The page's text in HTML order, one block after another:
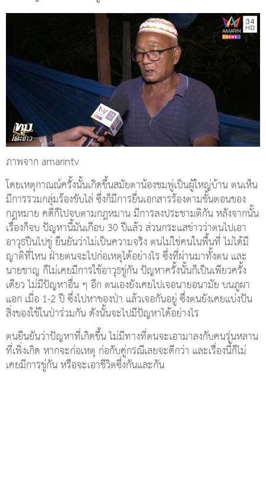
ภาพจาก amarintv
โดยเหตุกาณณ์ครั้งนั้นเกิดขึ้นสมัยตาน้องชมพู่เป็นผู้ใหญ่บ้าน ตนเห็น
มีการรวมกลุ่มร้องขับไล่ ซึ่งก็มีการยื่นเอกสารร้องตามขั้นตอนของ
กฎหมาย คดีก็ไปจบตามกฎหมาน มีการลงประชามติกัน หลังจากนั้น
เรื่องก็จบ ปัญหานี้มันเกือบ 30 ปีแล้ว ส่วนกระแสข่าวว่าตนไปเอา
อาวุธปืนไปขู่ ยืนยันว่าไม่เป็นความจริง ตนไม่ใช่คนในพื้นที่ ไม่ได้มี
ญาติที่ไหน ฝ่ายตนจะไปก่อเหตุได้อย่างไร ซึ่งที่ผ่านมาทั้งตน และ
นายชาญ ก็ไม่เคยมีการใช้อาวุธขู่กัน ปัญหาครั้งนั้นก็เป็นเพียวครั้ง
เดียว ไม่มีปัญหาอื่น ๆ อีก ตนเองยังเคยไปเจอนายอนามัย บนภูผา
แอก เมื่อ 1-2 ปี ซึ่งไปหาของป่า แล้วเจอกันอยู่ ซึ่งตนยังเคยแบ่งปัน
สิ่งของใช้ในป่าร่วมกัน ดังนั้นจะไปมีปัญหาได้อย่างไร
ตนยืนยันว่าปัญหาที่เกิดขึ้น ไม่มีทางที่ตนจะเอามาลงกับคนรุ่นหลาน
ที่เพิ่งเกิด หากจะก่อเหตุ ก่อกับคู่กรณีเลยจะดีกว่า และเรื่องนี้ก็ไม่
เคยมีการขู่กัน หรือจะเอาชีวิตซึ่งกันและกัน